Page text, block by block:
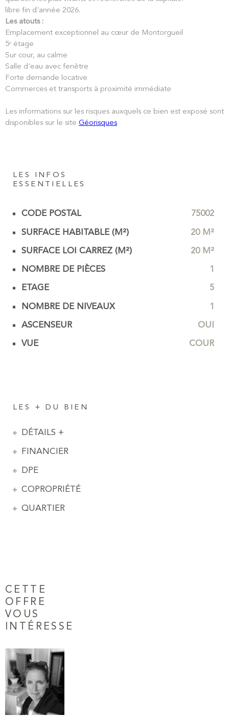
libre fin d'année 2026.
Les atouts :
Emplacement exceptionnel au cœur de Montorgueil
5ᵉ étage
Sur cour, au calme
Salle d'eau avec fenêtre
Forte demande locative
Commerces et transports à proximité immédiate
Les informations sur les risques auxquels ce bien est exposé sont
disponibles sur le site Géorisques
LES INFOS
ESSENTIELLES
Caractérisque Valeurs
CODE POSTAL 75002
SURFACE HABITABLE (M²) 20 M²
SURFACE LOI CARREZ (M²) 20 M²
NOMBRE DE PIÈCES 1
ETAGE 5
NOMBRE DE NIVEAUX 1
ASCENSEUR OUI
VUE COUR
LES + DU BIEN
DÉTAILS +
FINANCIER
DPE
COPROPRIÉTÉ
QUARTIER
CETTE
OFFRE
VOUS
INTÉRESSE